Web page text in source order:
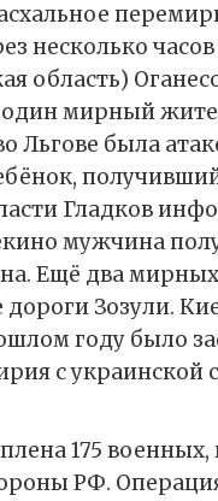
несколько
область)
мирный
Льгове была
Гладков
мужчина
Ещё два
Зозули.
году было
с украинской
175
РФ.